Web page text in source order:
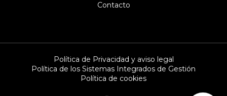
Contacto
Política de Privacidad y aviso legal
Política de los Sistemas Integrados de Gestión
Política de cookies